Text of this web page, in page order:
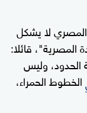
المصري لا يشكل
المصرية"، قائلا:
الحدود، وليس
الخطوط الحمراء،